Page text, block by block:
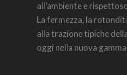
all’ambiente e
La fermezza, la
alla trazione tipiche
oggi nella nuova